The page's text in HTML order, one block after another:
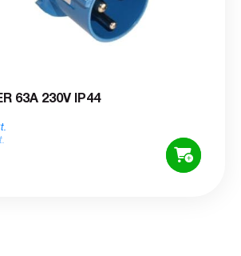
63A 230V IP44